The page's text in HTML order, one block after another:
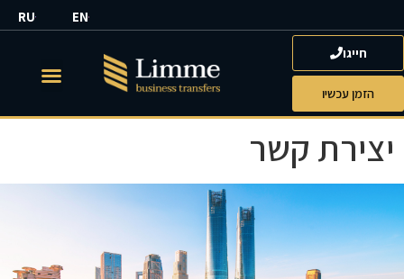
EN
RU
חייגו
הזמן עכשיו
יצירת קשר